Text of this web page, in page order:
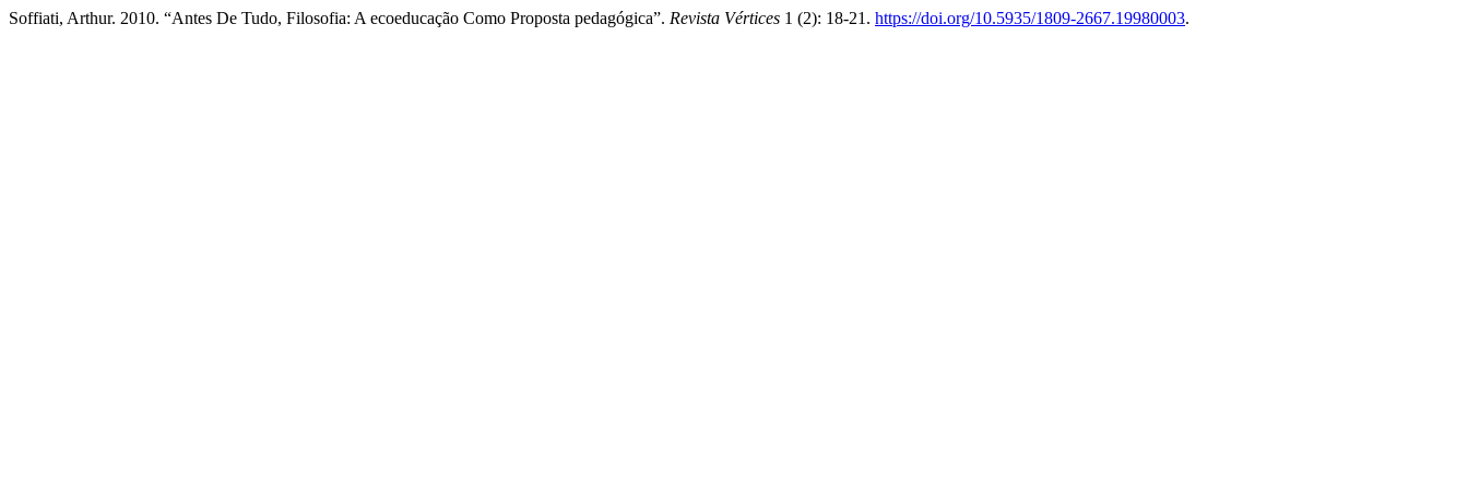
Soffiati, Arthur. 2010. “Antes De Tudo, Filosofia: A ecoeducação Como Proposta pedagógica”. Revista Vértices 1 (2): 18-21. https://doi.org/10.5935/1809-2667.19980003.